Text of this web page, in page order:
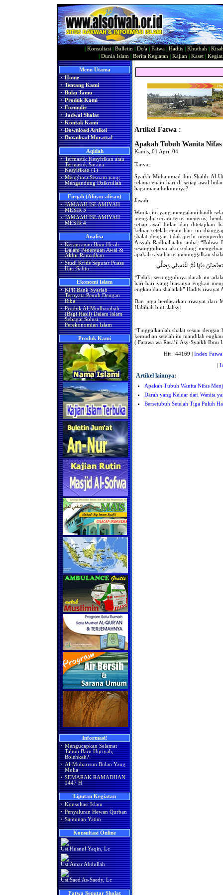
Konsultasi Bulletin Do'a Fatwa Hadits Khutbah
Dunia Islam Berita Kegiatan Kajian Kaset|
Menu Utama
· Home
· Tentang Kami
· Buku Tamu
· Produk Kami
· Formulir
· Jadwal Shalat
· Kontak Kami
· Download Artikel
· Download Murattal
Aqidah
· Termasuk Kesyirikan atau
Termasuk Sarana
Kesyirikan (1)
· Menghina Sesuatu yang
Mengandung Dzikrullah
Firqah (Aliran-aliran)
· JAMAAH ISLAMIYAH
MESIR 5
· JAMAAH ISLAMIYAH
MESIR 4
Analisa
· Kerancauan Ilmu Hisab
Dalam Penentuan Awal &
Akhir Ramadhan
· Studi Kritis Seputar Puasa
Hari Sabtu
Ekonomi Islam
· KPR Bank Syariah
Ternyata Penuh Dengan
Riba
· Produk Al-Mudharabah
(Bagi Hasil) Dalam Islam
Sebagai Solusi
Perekonomian Islam
Produk Kami
Informasi!
· Mengucapkan Selamat
Tahun Baru Hijriyah,
Bolehkah?
· Al-Muharrom Bulan Yang
Mulia
· SEMARAK RAMADHAN
1447 H
Liputan Kegiatan
· Konsultasi Islam
· Penyaluran Hewan Qurban
· Santunan Yatim
Konsultasi Online
Ust.Husnul Yaqin, Lc
Ust.Amar Abdullah
Ust.Saed As-Saedy, Lc
Fatwa Seputar Sholat
Artikel Fatwa :
Apakah Tubuh Wanita
Kamis, 01 April 04
Tanya :
Syaikh Muhammad bin Shalih Al-
selama enam hari di setiap awal
bagaimana hukumnya?
Jawab :
Wanita ini yang mengalami haidh
mengalir secara terus menerus,
setiap awal bulan dan ditetapkan
keluar setelah enam hari ini
shalat dengan tidak perlu
Aisyah Radhiallaahu anha: “Bahwa
sesungguhnya aku sedang
apakah saya harus meninggalkan
تحِيْضِيْنَ فِيْهَا ثُمَّ اغْتَسِلِي وَصَلِّي
“Tidak, sesungguhnya darah itu
hari-hari yang biasanya engkau
engkau dan shalatlah” Hadits riwayat
Dan juga berdasarkan riwayat dari
Habibah binti Jahsy:
“Tinggalkanlah shalat sesuai
kemudian setelah itu mandilah
( Fatawa wa Rasa’il Asy-Syaikh Ibnu
Hit : 44169 | Index Fatwa
|
Artikel lainnya:
Apakah Tubuh Wanita Nifas
Darah yang Keluar dari Wanita
Bersetubuh Setelah Tiga Puluh